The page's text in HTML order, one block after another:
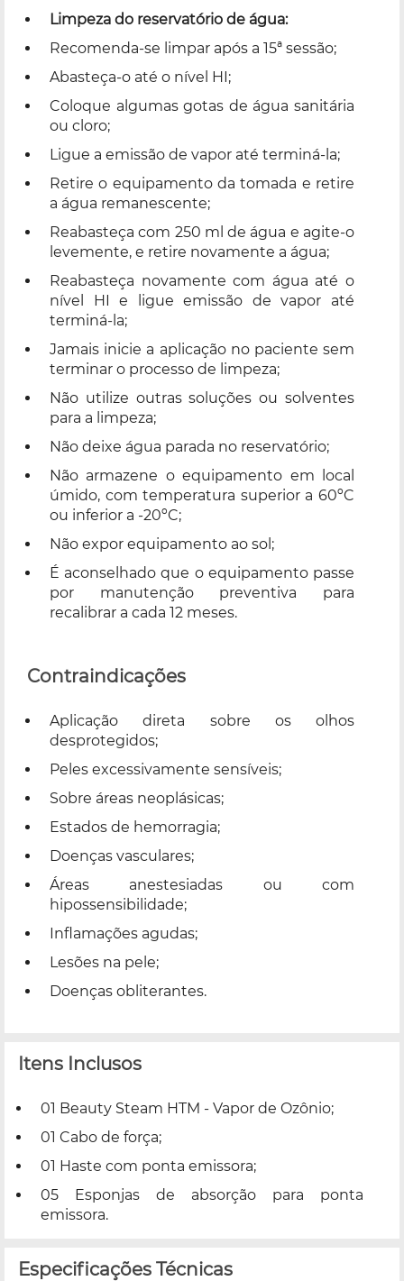
Limpeza do reservatório de água:
Recomenda-se limpar após a 15ª sessão;
Abasteça-o até o nível HI;
Coloque algumas gotas de água sanitária
ou cloro;
Ligue a emissão de vapor até terminá-la;
Retire o equipamento da tomada e retire
a água remanescente;
Reabasteça com 250 ml de água e agite-o
levemente, e retire novamente a água;
Reabasteça novamente com água até o
nível HI e ligue emissão de vapor até
terminá-la;
Jamais inicie a aplicação no paciente sem
terminar o processo de limpeza;
Não utilize outras soluções ou solventes
para a limpeza;
Não deixe água parada no reservatório;
Não armazene o equipamento em local
úmido, com temperatura superior a 60ºC
ou inferior a -20ºC;
Não expor equipamento ao sol;
É aconselhado que o equipamento passe
por manutenção preventiva para
recalibrar a cada 12 meses.
Contraindicações
Aplicação direta sobre os olhos
desprotegidos;
Peles excessivamente sensíveis;
Sobre áreas neoplásicas;
Estados de hemorragia;
Doenças vasculares;
Áreas anestesiadas ou com
hipossensibilidade;
Inflamações agudas;
Lesões na pele;
Doenças obliterantes.
Itens Inclusos
01 Beauty Steam HTM - Vapor de Ozônio;
01 Cabo de força;
01 Haste com ponta emissora;
05 Esponjas de absorção para ponta
emissora.
Especificações Técnicas